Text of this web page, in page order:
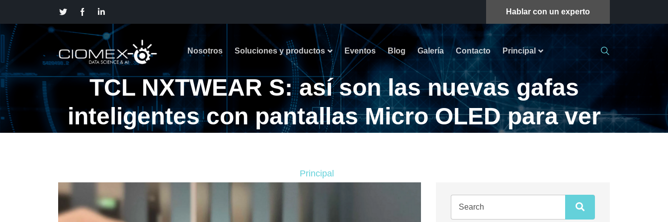
Hablar con un experto
Nosotros Soluciones y productos Eventos Blog Galería Contacto Principal
TCL NXTWEAR S: así son las nuevas gafas
inteligentes con pantallas Micro OLED para ver
Principal
TCL NXTWEAR S: así son las nuevas gafas inteligentes con pantallas Micro OLED para ver películas en cualquier lugar